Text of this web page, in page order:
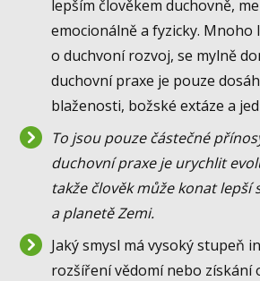
lepším člověkem duchovně,
emocionálně a fyzicky. Mnoho
o duchvoní rozvoj, se mylně
duchovní praxe je pouze
blaženosti, božské extáze a
To jsou pouze částečné
duchovní praxe je urychlit
takže člověk může konat lepší
a planetě Zemi.
Jaký smysl má vysoký stupeň
rozšíření vědomí nebo